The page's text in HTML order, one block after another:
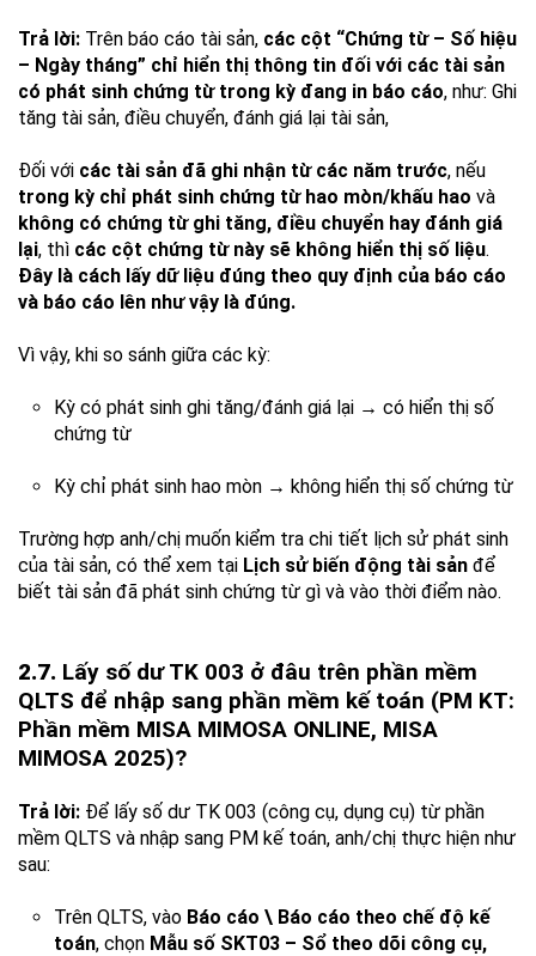
Trả lời: Trên báo cáo tài sản, các cột “Chứng từ – Số hiệu
– Ngày tháng” chỉ hiển thị thông tin đối với các tài sản
có phát sinh chứng từ trong kỳ đang in báo cáo, như: Ghi
tăng tài sản, điều chuyển, đánh giá lại tài sản,
Đối với các tài sản đã ghi nhận từ các năm trước, nếu
trong kỳ chỉ phát sinh chứng từ hao mòn/khấu hao và
không có chứng từ ghi tăng, điều chuyển hay đánh giá
lại, thì các cột chứng từ này sẽ không hiển thị số liệu.
Đây là cách lấy dữ liệu đúng theo quy định của báo cáo
và báo cáo lên như vậy là đúng.
Vì vậy, khi so sánh giữa các kỳ:
Kỳ có phát sinh ghi tăng/đánh giá lại → có hiển thị số
chứng từ
Kỳ chỉ phát sinh hao mòn → không hiển thị số chứng từ
Trường hợp anh/chị muốn kiểm tra chi tiết lịch sử phát sinh
của tài sản, có thể xem tại Lịch sử biến động tài sản để
biết tài sản đã phát sinh chứng từ gì và vào thời điểm nào.
2.7. Lấy số dư TK 003 ở đâu trên phần mềm
QLTS để nhập sang phần mềm kế toán (PM KT:
Phần mềm MISA MIMOSA ONLINE, MISA
MIMOSA 2025)?
Trả lời: Để lấy số dư TK 003 (công cụ, dụng cụ) từ phần
mềm QLTS và nhập sang PM kế toán, anh/chị thực hiện như
sau:
Trên QLTS, vào Báo cáo \ Báo cáo theo chế độ kế
toán, chọn Mẫu số SKT03 – Sổ theo dõi công cụ,